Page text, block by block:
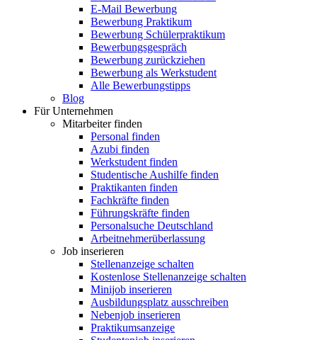
E-Mail Bewerbung
Bewerbung Praktikum
Bewerbung Schülerpraktikum
Bewerbungsgespräch
Bewerbung zurückziehen
Bewerbung als Werkstudent
Alle Bewerbungstipps
Blog
Für Unternehmen
Mitarbeiter finden
Personal finden
Azubi finden
Werkstudent finden
Studentische Aushilfe finden
Praktikanten finden
Fachkräfte finden
Führungskräfte finden
Personalsuche Deutschland
Arbeitnehmerüberlassung
Job inserieren
Stellenanzeige schalten
Kostenlose Stellenanzeige schalten
Minijob inserieren
Ausbildungsplatz ausschreiben
Nebenjob inserieren
Praktikumsanzeige